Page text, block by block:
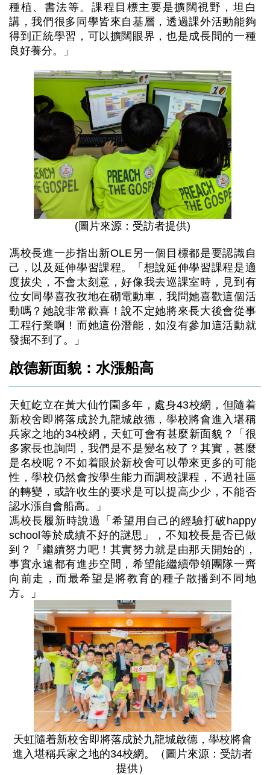
種植、書法等。課程目標主要是擴闊視野，坦白
講，我們很多同學皆來自基層，透過課外活動能夠
得到正統學習，可以擴闊眼界，也是成長間的一種
良好養分。」
(圖片來源：受訪者提供)
馮校長進一步指出新OLE另一個目標都是要認識自
己，以及延伸學習課程。「想說延伸學習課程是適
度拔尖，不會太刻意，好像我去巡課室時，見到有
位女同學喜孜孜地在砌電動車，我問她喜歡這個活
動嗎？她說非常歡喜！說不定她將來長大後會從事
工程行業啊！而她這份潛能，如沒有參加這活動就
發掘不到了。」
啟德新面貌：水漲船高
天虹屹立在黃大仙竹園多年，處身43校網，但隨着
新校舍即將落成於九龍城啟德，學校將會進入堪稱
兵家之地的34校網，天虹可會有甚麼新面貌？「很
多家長也詢問，我們是不是變名校了？其實，甚麼
是名校呢？不如着眼於新校舍可以帶來更多的可能
性，學校仍然會按學生能力而調校課程，不過社區
的轉變，或許收生的要求是可以提高少少，不能否
認水漲自會船高。」
馮校長履新時說過「希望用自己的經驗打破happy
school等於成績不好的謎思」，不知校長是否已做
到？「繼續努力吧！其實努力就是由那天開始的，
事實永遠都有進步空間，希望能繼續帶領團隊一齊
向前走，而最希望是將教育的種子散播到不同地
方。」
天虹隨着新校舍即將落成於九龍城啟德，學校將會
進入堪稱兵家之地的34校網。（圖片來源：受訪者
提供）